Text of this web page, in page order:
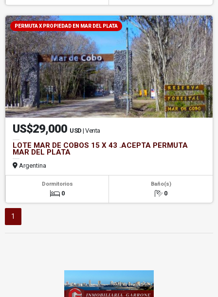
PERMUTA X PROPIEDAD EN MAR DEL PLATA
US$29,000 USD | Venta
LOTE MAR DE COBOS 15 X 43 .ACEPTA PERMUTA
MAR DEL PLATA
Argentina
Dormitorios
0
Baño(s)
0
1